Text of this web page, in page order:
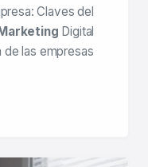
Claves del
Digital
de las empresas